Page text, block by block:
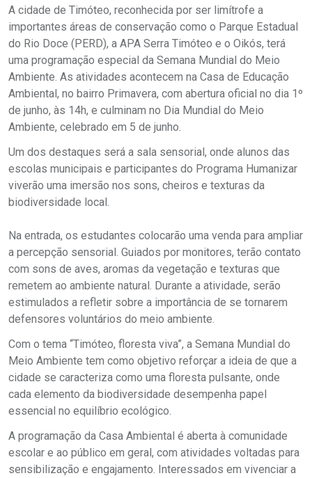
A cidade de Timóteo, reconhecida por ser limítrofe a
importantes áreas de conservação como o Parque Estadual
do Rio Doce (PERD), a APA Serra Timóteo e o Oikós, terá
uma programação especial da Semana Mundial do Meio
Ambiente. As atividades acontecem na Casa de Educação
Ambiental, no bairro Primavera, com abertura oficial no dia 1º
de junho, às 14h, e culminam no Dia Mundial do Meio
Ambiente, celebrado em 5 de junho.
Um dos destaques será a sala sensorial, onde alunos das
escolas municipais e participantes do Programa Humanizar
viverão uma imersão nos sons, cheiros e texturas da
biodiversidade local.
Na entrada, os estudantes colocarão uma venda para ampliar
a percepção sensorial. Guiados por monitores, terão contato
com sons de aves, aromas da vegetação e texturas que
remetem ao ambiente natural. Durante a atividade, serão
estimulados a refletir sobre a importância de se tornarem
defensores voluntários do meio ambiente.
Com o tema “Timóteo, floresta viva”, a Semana Mundial do
Meio Ambiente tem como objetivo reforçar a ideia de que a
cidade se caracteriza como uma floresta pulsante, onde
cada elemento da biodiversidade desempenha papel
essencial no equilíbrio ecológico.
A programação da Casa Ambiental é aberta à comunidade
escolar e ao público em geral, com atividades voltadas para
sensibilização e engajamento. Interessados em vivenciar a